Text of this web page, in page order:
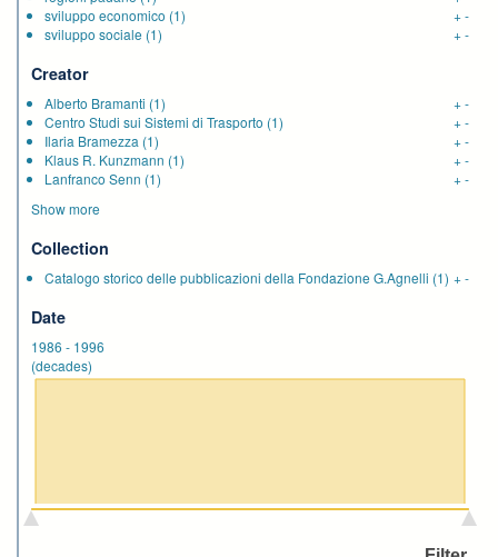
sviluppo economico (1) +-
sviluppo sociale (1) +-
Creator
Alberto Bramanti (1) +-
Centro Studi sui Sistemi di Trasporto (1) +-
Ilaria Bramezza (1) +-
Klaus R. Kunzmann (1) +-
Lanfranco Senn (1) +-
Show more
Collection
Catalogo storico delle pubblicazioni della Fondazione G.Agnelli (1) +-
Date
1986 - 1996
(decades)